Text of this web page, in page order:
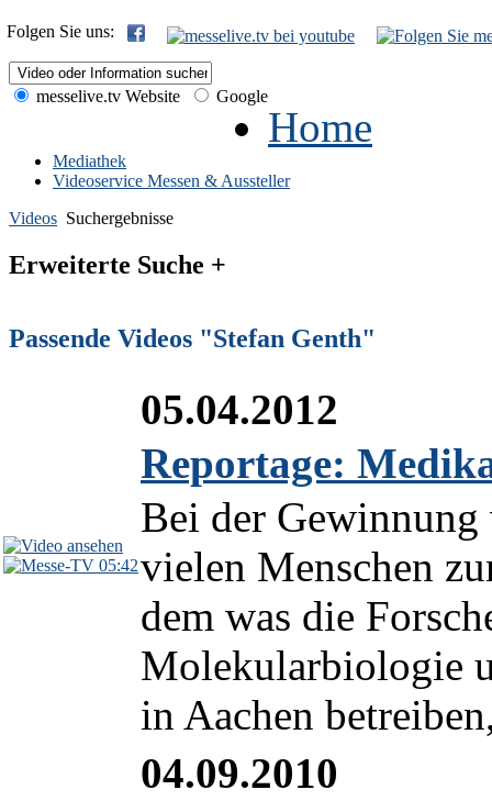
Folgen Sie uns:
messelive.tv Website Google
Home
Mediathek
Videoservice Messen & Aussteller
Videos Suchergebnisse
Erweiterte Suche +
Passende Videos "Stefan Genth"
05:42
05.04.2012
Reportage:
Bei der
vielen Menschen
dem was die
Molekularbiologie
in Aachen
04.09.2010